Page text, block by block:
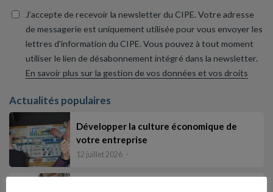
J’accepte de recevoir la newsletter du CIPE. Votre adresse
de messagerie est uniquement utilisée pour vous envoyer les
lettres d'information du CIPE. Vous pouvez à tout moment
utiliser le lien de désabonnement intégré dans la newsletter.
En savoir plus sur la gestion de vos données et vos droits
Actualités populaires
Développer la culture économique de
votre entreprise
12 juillet 2026